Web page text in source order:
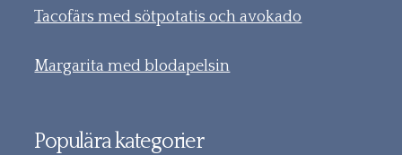
Tacofärs med sötpotatis och avokado
Margarita med blodapelsin
Populära kategorier